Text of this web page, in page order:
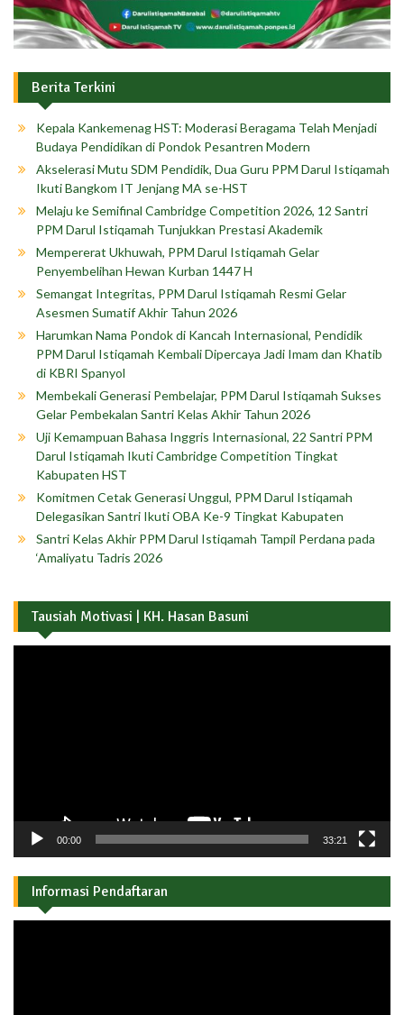
Berita Terkini
Kepala Kankemenag HST: Moderasi Beragama Telah Menjadi
Budaya Pendidikan di Pondok Pesantren Modern
Akselerasi Mutu SDM Pendidik, Dua Guru PPM Darul Istiqamah
Ikuti Bangkom IT Jenjang MA se-HST
Melaju ke Semifinal Cambridge Competition 2026, 12 Santri
PPM Darul Istiqamah Tunjukkan Prestasi Akademik
Mempererat Ukhuwah, PPM Darul Istiqamah Gelar
Penyembelihan Hewan Kurban 1447 H
Semangat Integritas, PPM Darul Istiqamah Resmi Gelar
Asesmen Sumatif Akhir Tahun 2026
Harumkan Nama Pondok di Kancah Internasional, Pendidik
PPM Darul Istiqamah Kembali Dipercaya Jadi Imam dan Khatib
di KBRI Spanyol
Membekali Generasi Pembelajar, PPM Darul Istiqamah Sukses
Gelar Pembekalan Santri Kelas Akhir Tahun 2026
Uji Kemampuan Bahasa Inggris Internasional, 22 Santri PPM
Darul Istiqamah Ikuti Cambridge Competition Tingkat
Kabupaten HST
Komitmen Cetak Generasi Unggul, PPM Darul Istiqamah
Delegasikan Santri Ikuti OBA Ke-9 Tingkat Kabupaten
Santri Kelas Akhir PPM Darul Istiqamah Tampil Perdana pada
‘Amaliyatu Tadris 2026
Tausiah Motivasi | KH. Hasan Basuni
00:00 33:21
Informasi Pendaftaran